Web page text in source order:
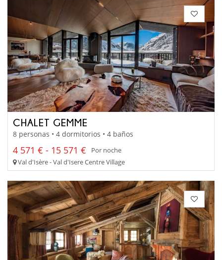
CHALET GEMME
8 personas • 4 dormitorios • 4 baños
4 571 € - 15 571 €
Por noche
Val d'Isère - Val d'Isere Centre Village